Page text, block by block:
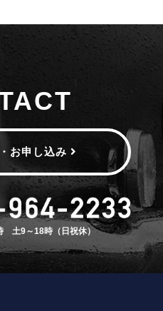
お申し込み
土9～18時（日祝休）